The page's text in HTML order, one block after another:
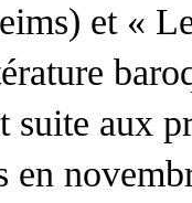
et «
suite aux
en